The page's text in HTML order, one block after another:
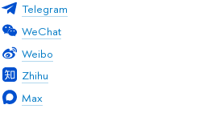
Telegram
WeChat
Weibo
Zhihu
Max